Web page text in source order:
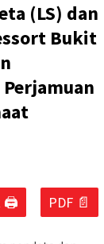
(LS) dan
Bukit
🖨 PDF 📄